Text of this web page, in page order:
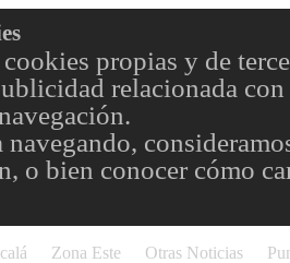
propias y de
relacionada
o bien conocer cómo
Zona Este Otras Noticias